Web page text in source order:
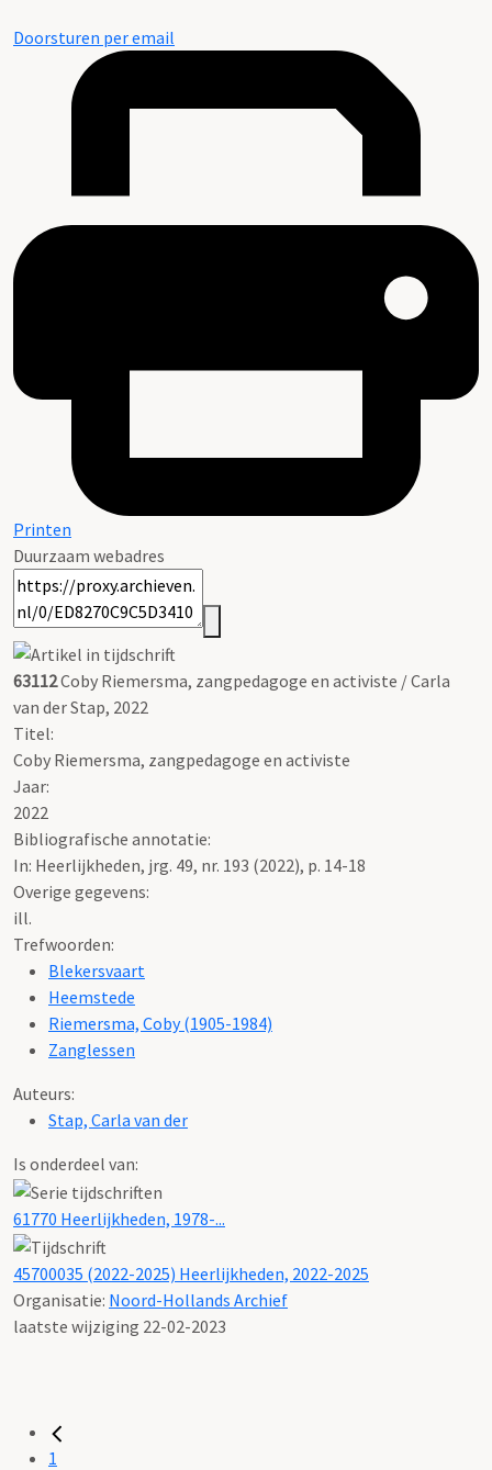
Doorsturen per email
Printen
Duurzaam webadres
63112Coby Riemersma, zangpedagoge en activiste / Carla
van der Stap, 2022
Titel:
Coby Riemersma, zangpedagoge en activiste
Jaar:
2022
Bibliografische annotatie:
In: Heerlijkheden, jrg. 49, nr. 193 (2022), p. 14-18
Overige gegevens:
ill.
Trefwoorden:
Blekersvaart
Heemstede
Riemersma, Coby (1905-1984)
Zanglessen
Auteurs:
Stap, Carla van der
Is onderdeel van:
61770 Heerlijkheden, 1978-...
45700035 (2022-2025) Heerlijkheden, 2022-2025
Organisatie: Noord-Hollands Archief
laatste wijziging 22-02-2023
1